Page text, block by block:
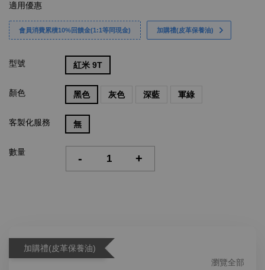
適用優惠
會員消費累積10%回饋金(1:1等同現金) 加購禮(皮革保養油)
型號 紅米 9T
顏色 黑色 灰色 深藍 軍綠
客製化服務 無
數量 - +
加購禮(皮革保養油)
瀏覽全部